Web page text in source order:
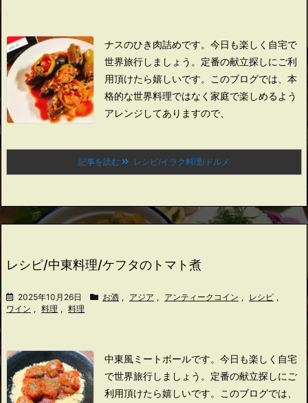
ナスのひき肉詰めです。 今日も楽しく自宅で
世界旅行しましょう。 定番の献立探しにご利
用頂けたら嬉しいです。
このブログでは、本
格的な世界料理ではなく家庭で楽しめるよう
アレンジしてありますので、
記事を読む レシピ/イラク料理/ドルメ
レシピ/中東料理/ケフタのトマト煮
2025年10月26日 お酒 , アジア , アンティークコイン , レシピ ,
ワイン , 料理 , 料理
中東風ミートボールです。 今日も楽しく自宅
で世界旅行しましょう。 定番の献立探しにご
利用頂けたら嬉しいです。
このブログでは、